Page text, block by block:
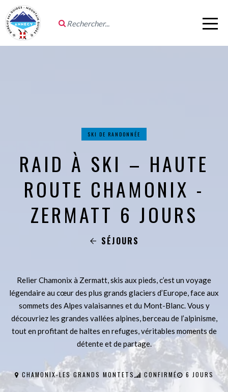
SKI DE RANDONNÉE
RAID À SKI – HAUTE
ROUTE CHAMONIX -
ZERMATT 6 JOURS
SÉJOURS
Relier Chamonix à Zermatt, skis aux pieds, c’est un voyage
légendaire au cœur des plus grands glaciers d’Europe, face aux
sommets des Alpes valaisannes et du Mont-Blanc. Vous y
découvriez les grandes vallées alpines, berceau de l’alpinisme,
tout en profitant de haltes en refuges, véritables moments de
détente et de partage.
CHAMONIX-LES GRANDS MONTETS CONFIRMÉ 6 JOURS